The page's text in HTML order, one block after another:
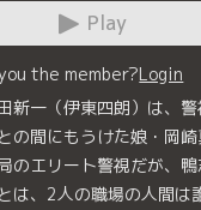
Play
the member?Login
新一（伊東四朗）は、
の間にもうけた娘・岡
のエリート警視だが、
は、2人の職場の人間